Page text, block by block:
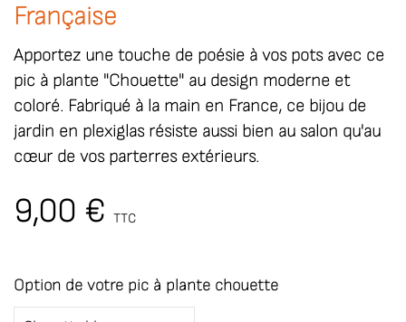
Française
Apportez une touche de poésie à vos pots avec ce
pic à plante "Chouette" au design moderne et
coloré. Fabriqué à la main en France, ce bijou de
jardin en plexiglas résiste aussi bien au salon qu'au
cœur de vos parterres extérieurs.
9,00 € TTC
Option de votre pic à plante chouette